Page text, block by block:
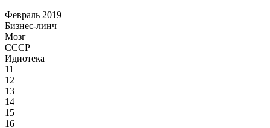
Февраль 2019
Бизнес-линч
Мозг
СССР
Идиотека
11
12
13
14
15
16